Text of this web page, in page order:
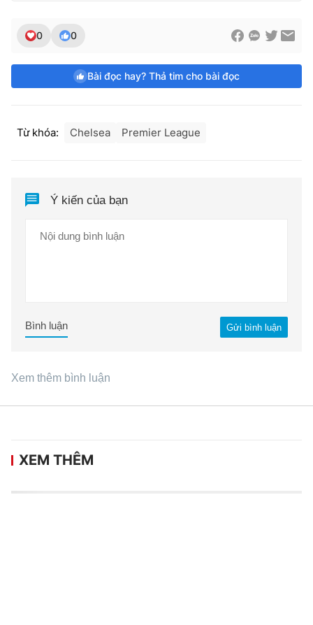
0 0
Bài đọc hay? Thả tim cho bài đọc
Từ khóa: Chelsea Premier League
Ý kiến của bạn
Gửi bình luận
Bình luận
Xem thêm bình luận
XEM THÊM